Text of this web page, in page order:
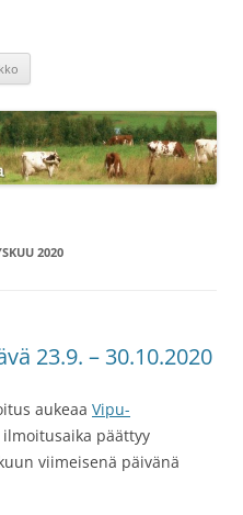
2020
23.9. – 30.10.2020
aukeaa Vipu-
päättyy
viimeisenä päivänä